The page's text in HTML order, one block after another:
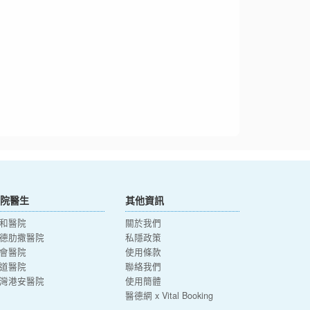
醫生
醫院
肋撒醫院
醫院
醫院
港安醫院
其他資訊
關於我們
私隱政策
使用條款
聯絡我們
使用簡體
醫德網 x Vital Booking